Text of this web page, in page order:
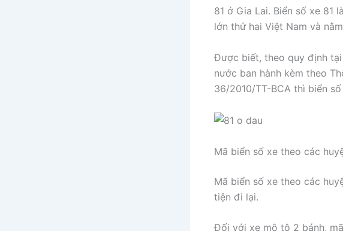
81 ở Gia Lai. Biển số xe 81
lớn thứ hai Việt Nam và
Được biết, theo quy định
nước ban hành kèm theo
36/2010/TT-BCA thì biển
Mã biển số xe theo các
Mã biển số xe theo các
tiện đi lại.
Đối với xe mô tô 2 bánh,